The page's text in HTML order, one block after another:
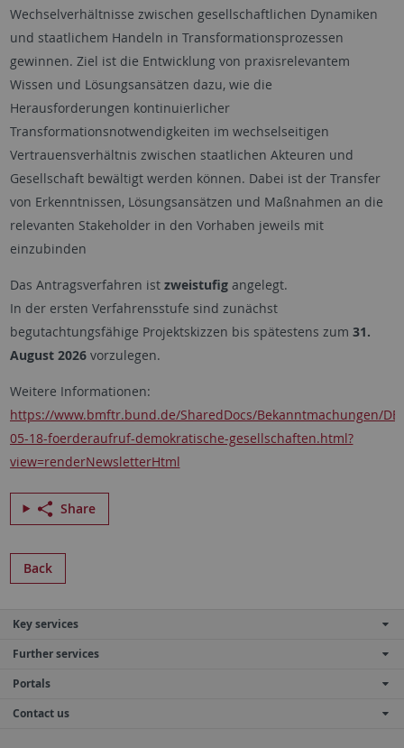
Wechselverhältnisse zwischen gesellschaftlichen Dynamiken
und staatlichem Handeln in Transformationsprozessen
gewinnen. Ziel ist die Entwicklung von praxisrelevantem
Wissen und Lösungsansätzen dazu, wie die
Herausforderungen kontinuierlicher
Transformationsnotwendigkeiten im wechselseitigen
Vertrauensverhältnis zwischen staatlichen Akteuren und
Gesellschaft bewältigt werden können. Dabei ist der Transfer
von Erkenntnissen, Lösungsansätzen und Maßnahmen an die
relevanten Stakeholder in den Vorhaben jeweils mit
einzubinden
Das Antragsverfahren istzweistufigangelegt.
In der ersten Verfahrensstufe sind zunächst
begutachtungsfähige Projektskizzen bis spätestens zum 31.
August 2026vorzulegen.
Weitere Informationen:
https://www.bmftr.bund.de/SharedDocs/Bekanntmachungen/
05-18-foerderaufruf-demokratische-gesellschaften.html?
view=renderNewsletterHtml
Share
Back
Key services
Further services
Portals
Contact us